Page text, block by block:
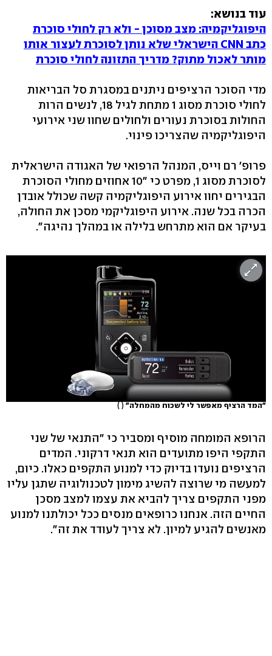
עוד בנושא:
היפוגליקמיה: מצב מסוכן - ולא רק לחולי סוכרת
כתב CNN הישראלי שלא נותן לסוכרת לעצור אותו
מותר לאכול מתוק? מדריך התזונה לחולי סוכרת
מדי הסוכר הרציפים ניתנים במסגרת סל הבריאות
לחולי סוכרת מסוג 1 מתחת לגיל 18, לנשים הרות
החולות בסוכרת נעורים ולחולים שחוו שני אירועי
היפוגליקמיה שהצריכו פינוי.
פרופ' רם וייס, המנהל הרפואי של האגודה הישראלית
לסוכרת מסוג 1, מפרט כי "10 אחוזים מחולי הסוכרת
הבגירים יחוו אירוע היפוגליקמיה קשה שכולל אובדן
הכרה בכל שנה. אירוע היפוגליקמי מסכן את החולה,
בעיקר אם הוא מתרחש בלילה או במהלך נהיגה".
"המד הרציף מאפשר לי לשכוח מהמחלה" ( )
הרופא המומחה מוסיף ומסביר כי "התנאי של שני
התקפי היפו מתועדים הוא תנאי דרקוני. המדים
הרציפים נועדו בדיוק כדי למנוע התקפים כאלו. כיום,
למעשה מי שרוצה להשיג מימון לטכנולוגיה שתגן עליו
מפני התקפים צריך להביא את עצמו למצב מסכן
החיים הזה. אנחנו כרופאים מנסים ככל יכולתנו למנוע
מאנשים להגיע למיון. לא צריך לעודד את זה".